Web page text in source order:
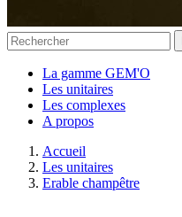
La gamme GEM'O
Les unitaires
Les complexes
A propos
Accueil
Les unitaires
Erable champêtre